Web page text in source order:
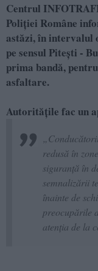
Centrul
Poliției Române
astăzi, în intervalul
pe sensul Pitești -
prima bandă,
asfaltare.
Autoritățile fac un
redusă în
siguranță în
semnalizării
înainte de
preocupările
atenția de la